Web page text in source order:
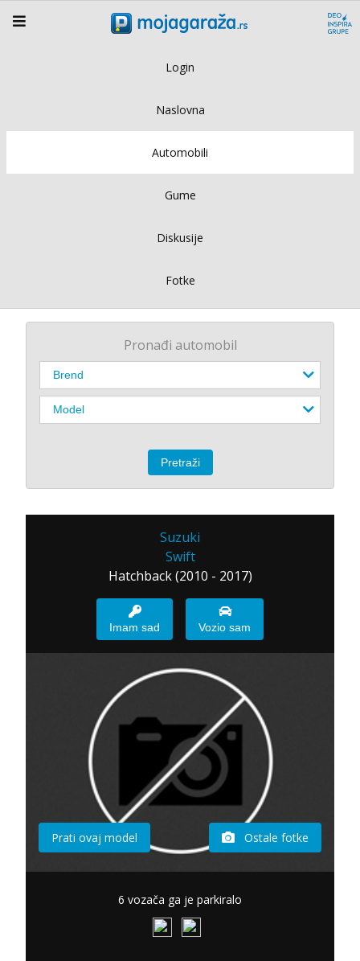
Login
Naslovna
Automobili
Gume
Diskusije
Fotke
Pronađi automobil
Suzuki
Swift
Hatchback (2010 - 2017)
Imam sad Vozio sam
Prati ovaj model Ostale fotke
6 vozača ga je parkiralo